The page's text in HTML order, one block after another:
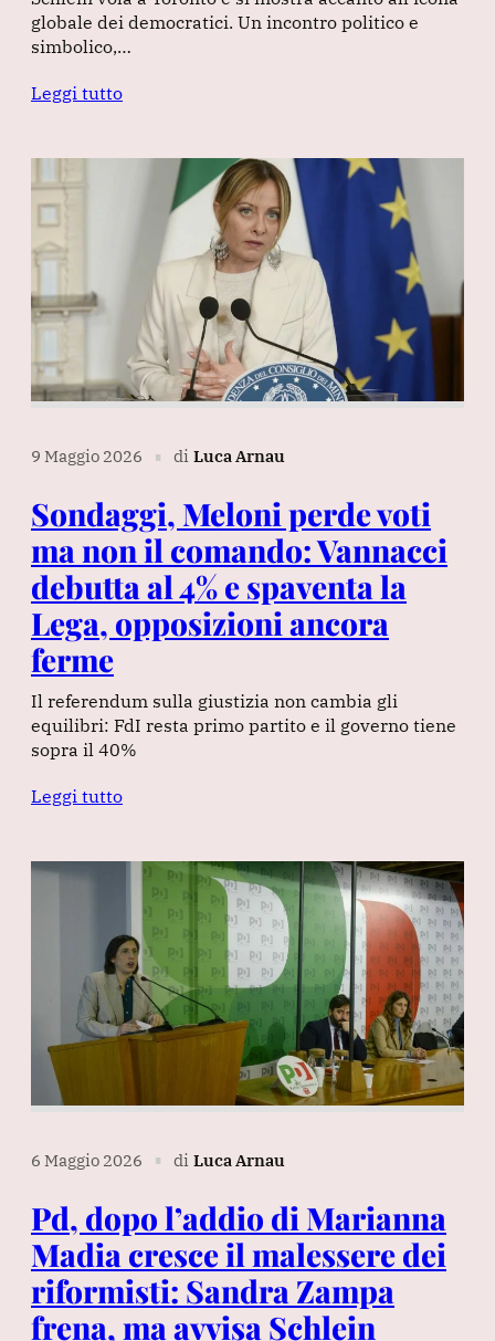
globale dei democratici. Un incontro politico e
simbolico,…
Leggi tutto
9 Maggio 2026 ∎ di Luca Arnau
Sondaggi, Meloni perde voti
ma non il comando: Vannacci
debutta al 4% e spaventa la
Lega, opposizioni ancora
ferme
Il referendum sulla giustizia non cambia gli
equilibri: FdI resta primo partito e il governo tiene
sopra il 40%
Leggi tutto
6 Maggio 2026 ∎ di Luca Arnau
Pd, dopo l’addio di Marianna
Madia cresce il malessere dei
riformisti: Sandra Zampa
frena, ma avvisa Schlein